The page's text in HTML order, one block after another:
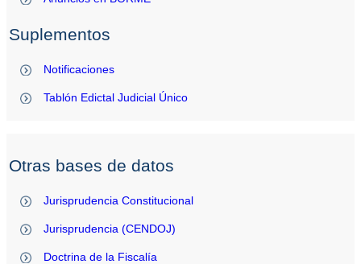
Suplementos
Notificaciones
Tablón Edictal Judicial Único
Otras bases de datos
Jurisprudencia Constitucional
Jurisprudencia (CENDOJ)
Doctrina de la Fiscalía